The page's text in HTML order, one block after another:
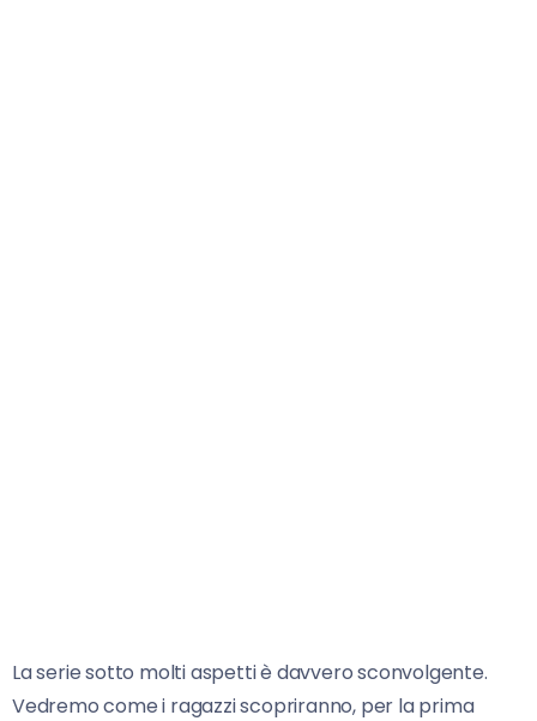
La serie sotto molti aspetti è davvero sconvolgente.
Vedremo come i ragazzi scopriranno, per la prima